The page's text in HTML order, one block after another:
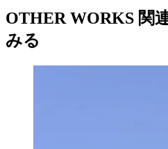
OTHER WORKS 関
みる